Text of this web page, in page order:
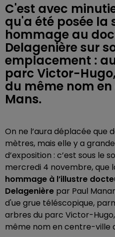
C'est avec
qu'a été posée la
hommage au
Delagenière sur
emplacement :
parc Victor-
du même nom
Mans.
On ne l’aura déplacée que
mètres, mais elle y a
d’exposition : c’est sous le
mercredi 4 novembre, que
hommage à l’illustre
Delagenière par Paul
d'ue grue téléscopique,
arbres du parc Victor-
même nom en centre-ville